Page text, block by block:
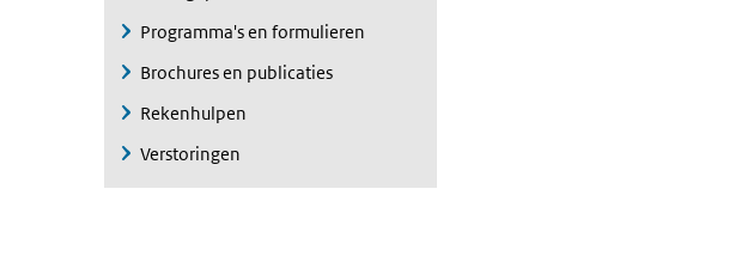
Programma's en formulieren
Brochures en publicaties
Rekenhulpen
Verstoringen